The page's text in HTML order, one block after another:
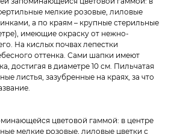
мелкие розовые, лиловые
а по краям – крупные стерильные
имеющие окраску от нежно-
На кислых почвах лепестки
оттенка. Сами шапки имеют
достигая в диаметре 10 см. Пильчатая
листья, зазубренные на краях, за что
цветовой гаммой: в центре
мелкие розовые, лиловые цветки с